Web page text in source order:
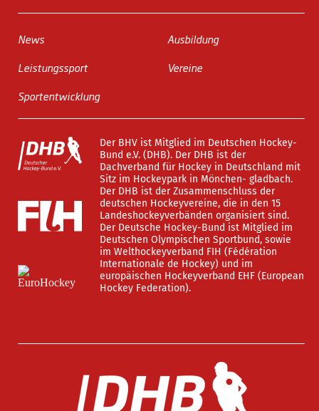
News
Leistungssport
Sportentwicklung
Ausbildung
Vereine
Der BHV ist Mitglied im Deutschen Hockey-
Bund e.V. (DHB). Der DHB ist der
Dachverband für Hockey in Deutschland mit
Sitz im Hockeypark in Mönchen- gladbach.
Der DHB ist der Zusammenschluss der
deutschen Hockeyvereine, die in den 15
Landeshockeyverbänden organisiert sind.
Der Deutsche Hockey-Bund ist Mitglied im
Deutschen Olympischen Sportbund, sowie
im Welthockeyverband FIH (Fédération
Internationale de Hockey) und im
europäischen Hockeyverband EHF (European
Hockey Federation).